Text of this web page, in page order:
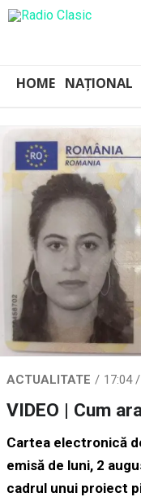
HOME NAȚIONAL
ACTUALITATE 17:04
VIDEO | Cum
Cartea electronică
emisă de luni, 2
cadrul unui proiect